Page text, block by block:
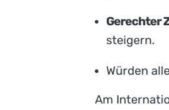
Gerechter
steigern.
Würden
Am